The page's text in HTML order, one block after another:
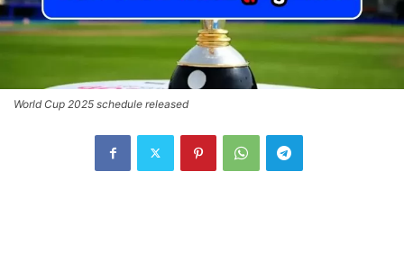
World Cup 2025 schedule released